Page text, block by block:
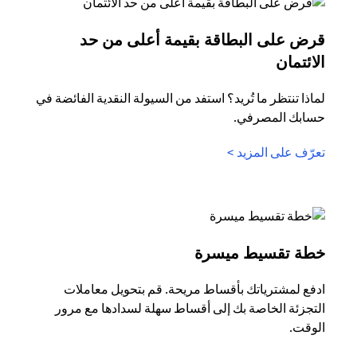
قرض على البطاقة بقيمة أعلى من حد
الائتمان
لماذا تنتظر ما تُريد؟ استفد من السيولة النقدية الفائضة في
حسابك المصرفي.
تعرّف على المزيد >
خطة تقسيط ميسرة
ادفع لمشترياتك بأقساط مريحة. قم بتحويل معاملات
التجزئة الخاصة بك إلى أقساط سهلة لسدادها مع مرور
الوقت.